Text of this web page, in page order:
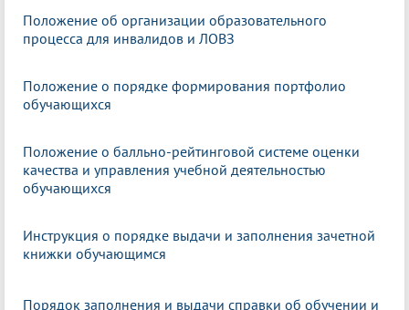
Положение об организации образовательного
процесса для инвалидов и ЛОВЗ
Положение о порядке формирования портфолио
обучающихся
Положение о балльно-рейтинговой системе оценки
качества и управления учебной деятельностью
обучающихся
Инструкция о порядке выдачи и заполнения зачетной
книжки обучающимся
Порядок заполнения и выдачи справки об обучении и